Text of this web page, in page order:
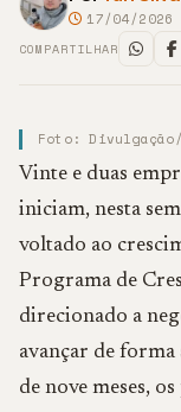
17/04/
COMPARTILHAR
Foto:
Vinte e duas
iniciam, nesta
voltado ao
Programa de
direcionado a
avançar de forma
de nove meses,